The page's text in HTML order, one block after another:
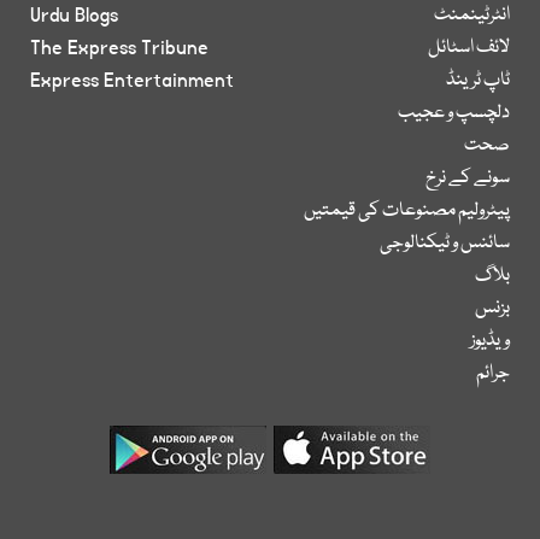
انٹرٹینمنٹ
لائف اسٹائل
ٹاپ ٹرینڈ
دلچسپ و عجیب
صحت
سونے کے نرخ
پیٹرولیم مصنوعات کی قیمتیں
سائنس و ٹیکنالوجی
بلاگ
بزنس
ویڈیوز
جرائم
Urdu Blogs
The Express Tribune
Express Entertainment